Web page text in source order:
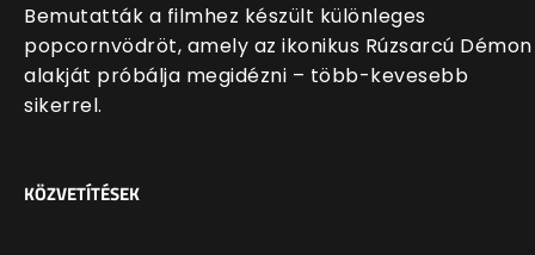
Bemutatták a filmhez készült különleges
popcornvödröt, amely az ikonikus Rúzsarcú Démon
alakját próbálja megidézni – több-kevesebb
sikerrel.
KÖZVETÍTÉSEK